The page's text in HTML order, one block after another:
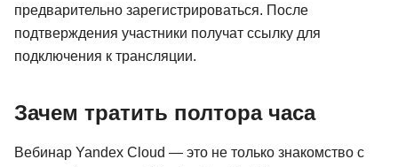
предварительно зарегистрироваться. После
подтверждения участники получат ссылку для
подключения к трансляции.
Зачем тратить полтора часа
Вебинар Yandex Cloud — это не только знакомство с